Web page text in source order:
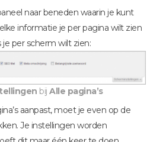
naar beneden waarin je kunt
informatie je per pagina wilt zien
je per scherm wilt zien:
bij Alle pagina’s
aanpast, moet je even op de
Je instellingen worden